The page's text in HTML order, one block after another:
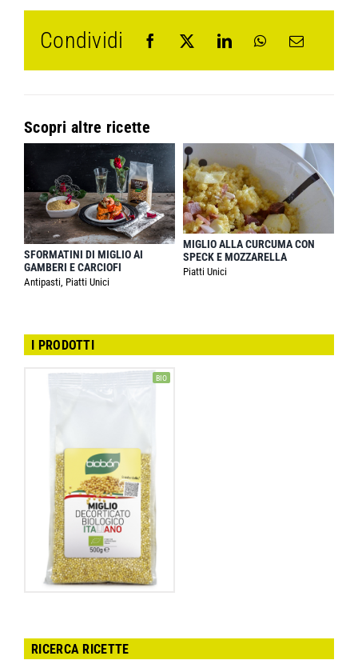
Condividi
Scopri altre ricette
SFORMATINI DI MIGLIO AI
GAMBERI E CARCIOFI
Antipasti, Piatti Unici
MIGLIO ALLA CURCUMA CON
SPECK E MOZZARELLA
Piatti Unici
I PRODOTTI
BIO
RICERCA RICETTE